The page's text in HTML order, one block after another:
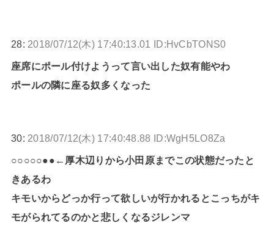
28: 2018/07/12(木) 17:40:13.01 ID:HvCbTONS0
座席にポール付けようって言い出した奴有能やわ
ポールの隣に座る奴多くなった
30: 2018/07/12(木) 17:40:48.88 ID:WgH5LO8Za
○○○○○●●←厚木辺りから小田原までこの状態だったと
きあるわ
キモいからどっか行って欲しいが行かれるとこっちがキ
モがられてるのかと悲しくなるジレンマ